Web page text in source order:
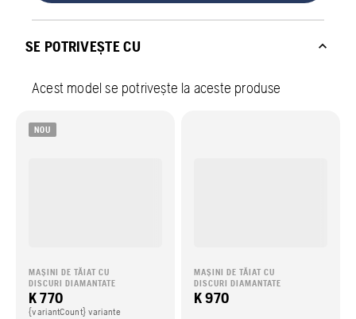
SE POTRIVEȘTE CU
Acest model se potrivește la aceste produse
NOU
MAȘINI DE TĂIAT CU
DISCURI DIAMANTATE
K 770
{variantCount} variante
MAȘINI DE TĂIAT CU
DISCURI DIAMANTATE
K 970